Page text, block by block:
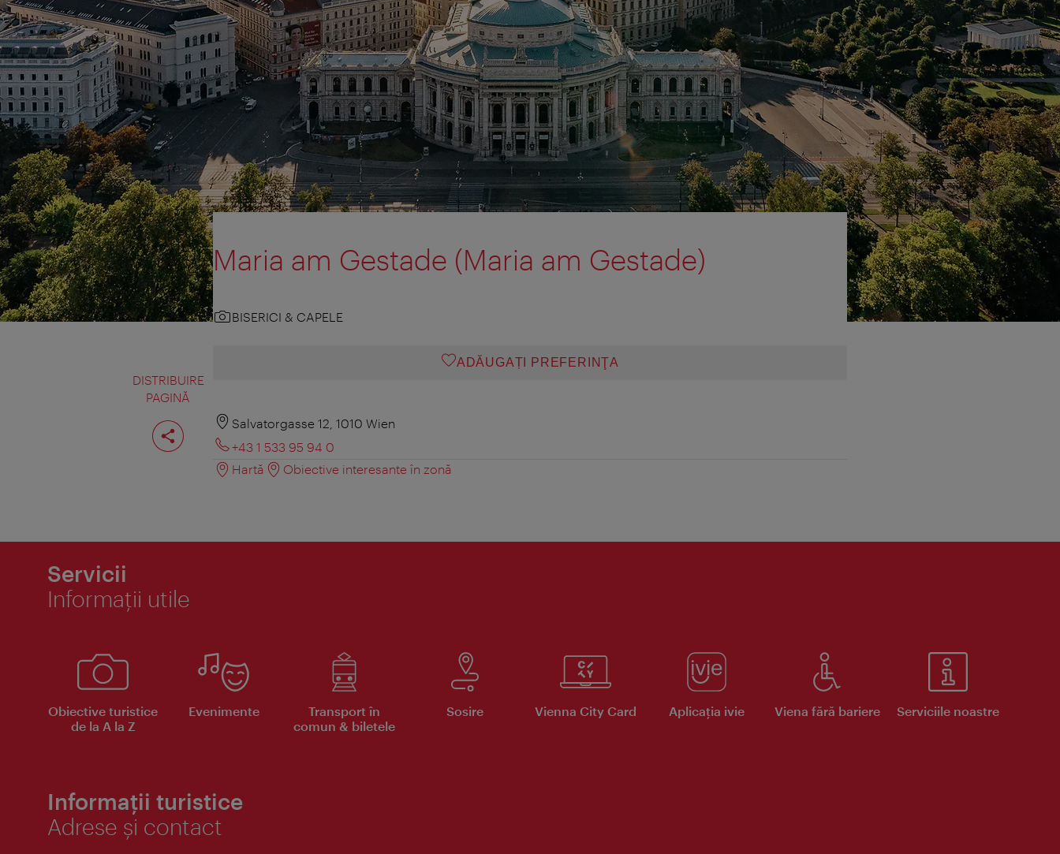
DISTRIBUIRE
PAGINĂ
Distribuiţi
pagina
Maria am Gestade (Maria am Gestade)
BISERICI & CAPELE
ADĂUGAȚI PREFERINŢA
Salvatorgasse 12, 1010 Wien
+43 1 533 95 94 0
Hartă
Obiective interesante în zonă
Servicii
Informaţii utile
Obiective turistice
de la A la Z
Evenimente
Transport în
comun & biletele
Sosire Vienna City Card Aplicaţia ivie Viena fără bariere Serviciile noastre
Informații turistice
Adrese și contact